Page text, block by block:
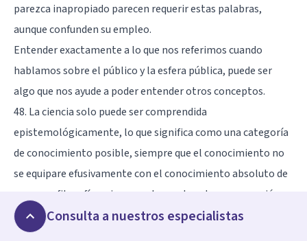
parezca inapropiado parecen requerir estas palabras,
aunque confunden su empleo.
Entender exactamente a lo que nos referimos cuando
hablamos sobre el público y la esfera pública, puede ser
algo que nos ayude a poder entender otros conceptos.
48. La ciencia solo puede ser comprendida
epistemológicamente, lo que significa como una categoría
de conocimiento posible, siempre que el conocimiento no
se equipare efusivamente con el conocimiento absoluto de
una gran filosofía o ciegamente con la auto comprensión
científica del negocio real de la investigación.
En esta cita, este filósofo nos habla sobre el concepto
Consulta a nuestros especialistas